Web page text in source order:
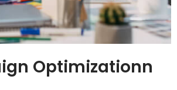
Optimizationn